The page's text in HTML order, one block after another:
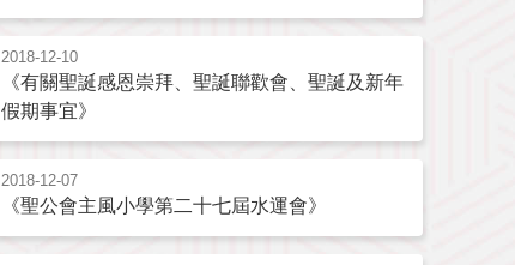
2018-12-10
《有關聖誕感恩崇拜、聖誕聯歡會、聖誕及新年
假期事宜》
2018-12-07
《聖公會主風小學第二十七屆水運會》